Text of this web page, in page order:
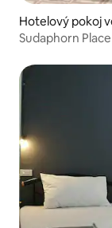
Hotelový pokoj
Sudaphorn Place